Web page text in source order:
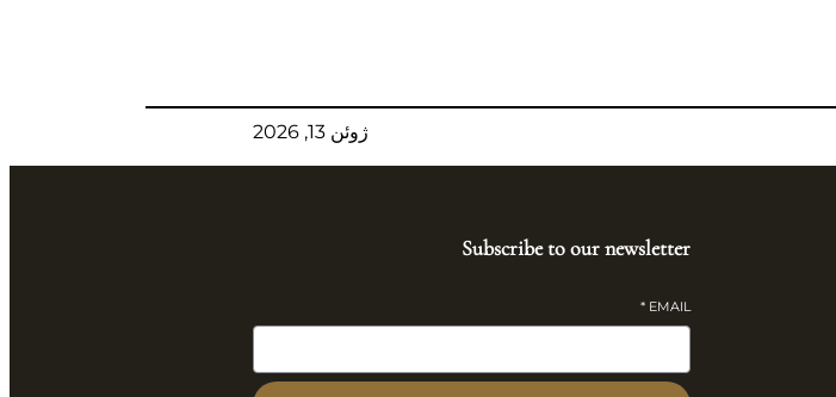
ژوئن 13, 2026
Subscribe to our newsletter
EMAIL
*